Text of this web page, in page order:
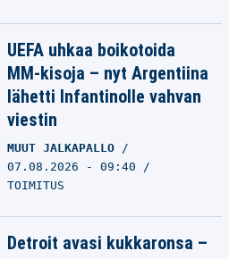
UEFA uhkaa boikotoida
MM-kisoja – nyt Argentiina
lähetti Infantinolle vahvan
viestin
MUUT JALKAPALLO
07.08.2026 - 09:40
TOIMITUS
Detroit avasi kukkaronsa –